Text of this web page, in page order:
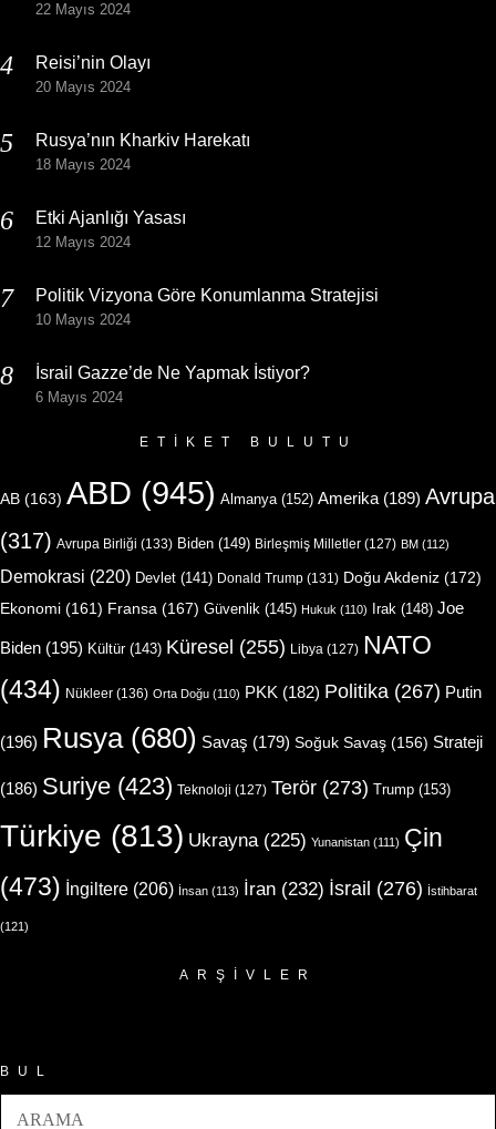
22 Mayıs 2024
Reisi’nin Olayı
20 Mayıs 2024
Rusya’nın Kharkiv Harekatı
18 Mayıs 2024
Etki Ajanlığı Yasası
12 Mayıs 2024
Politik Vizyona Göre Konumlanma Stratejisi
10 Mayıs 2024
İsrail Gazze’de Ne Yapmak İstiyor?
6 Mayıs 2024
ETIKET BULUTU
AB (163) ABD (945) Almanya(152) Amerika (189) Avrupa
(317) Avrupa Birliği (133) Biden (149) Birleşmiş Milletler (127) BM (112)
Demokrasi (220) Devlet (141) Donald Trump (131) Doğu Akdeniz (172)
Ekonomi (161) Fransa (167) Güvenlik (145) Hukuk (110) Irak (148) Joe
Biden (195) Kültür(143) Küresel (255) Libya (127) NATO
(434) Nükleer (136) Orta Doğu (110) PKK (182) Politika (267) Putin
(196) Rusya(680) Savaş (179) Soğuk Savaş (156) Strateji
(186) Suriye (423) Teknoloji (127) Terör (273) Trump (153)
Türkiye (813) Ukrayna(225) Yunanistan (111) Çin
(473) İngiltere (206) İnsan (113) İran (232) İsrail (276) İstihbarat
(121)
ARŞIVLER
BUL